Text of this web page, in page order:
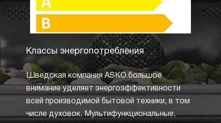
Классы энергопотребления
Шведская компания ASKO большое
внимание уделяет энергоэффективности
всей производимой бытовой техники, в том
числе духовок. Мультифункциональные,